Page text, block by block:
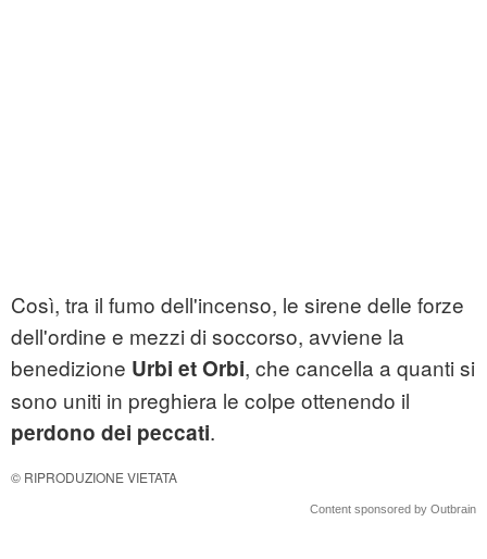
Così, tra il fumo dell'incenso, le sirene delle forze
dell'ordine e mezzi di soccorso, avviene la
benedizione Urbi et Orbi, che cancella a quanti si
sono uniti in preghiera le colpe ottenendo il
perdono dei peccati.
© RIPRODUZIONE VIETATA
Content sponsored by Outbrain